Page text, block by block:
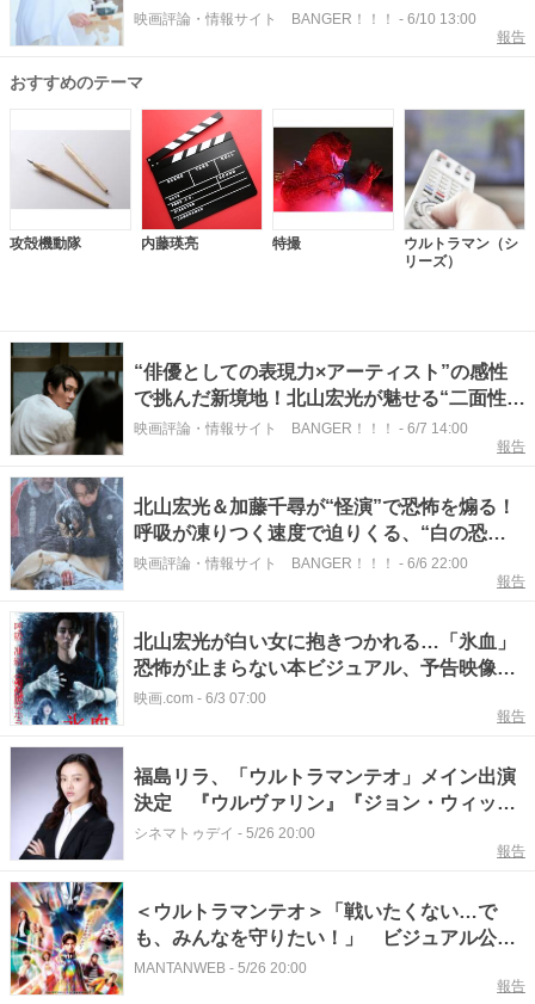
演！『氷血』場面写真
映画評論・情報サイト BANGER！！！ - 6/10 13:00
報告
おすすめのテーマ
攻殻機動隊 内藤瑛亮 特撮
ウルトラマン（シ
リーズ）
“俳優としての表現力×アーティスト”の感性
で挑んだ新境地！北山宏光が魅せる“二面性あ
る夫”『氷血』場面写真
映画評論・情報サイト BANGER！！！ - 6/7 14:00
報告
北山宏光＆加藤千尋が“怪演”で恐怖を煽る！
呼吸が凍りつく速度で迫りくる、“白の恐
怖”にあなたは耐えられるか！？『氷血』予告
映画評論・情報サイト BANGER！！！ - 6/6 22:00
報告
北山宏光が白い女に抱きつかれる…「氷血」
恐怖が止まらない本ビジュアル、予告映像完
成！
映画.com - 6/3 07:00
報告
福島リラ、「ウルトラマンテオ」メイン出演
決定 『ウルヴァリン』『ジョン・ウィッ
ク』など海外作品でも活躍
シネマトゥデイ - 5/26 20:00
報告
＜ウルトラマンテオ＞「戦いたくない…で
も、みんなを守りたい！」 ビジュアル公
開 マキタスポーツ、福島リラ出演
MANTANWEB - 5/26 20:00
報告